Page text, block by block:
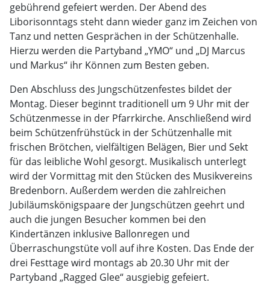
gebührend gefeiert werden. Der Abend des
Liborisonntags steht dann wieder ganz im Zeichen von
Tanz und netten Gesprächen in der Schützenhalle.
Hierzu werden die Partyband „YMO“ und „DJ Marcus
und Markus“ ihr Können zum Besten geben.
Den Abschluss des Jungschützenfestes bildet der
Montag. Dieser beginnt traditionell um 9 Uhr mit der
Schützenmesse in der Pfarrkirche. Anschließend wird
beim Schützenfrühstück in der Schützenhalle mit
frischen Brötchen, vielfältigen Belägen, Bier und Sekt
für das leibliche Wohl gesorgt. Musikalisch unterlegt
wird der Vormittag mit den Stücken des Musikvereins
Bredenborn. Außerdem werden die zahlreichen
Jubiläumskönigspaare der Jungschützen geehrt und
auch die jungen Besucher kommen bei den
Kindertänzen inklusive Ballonregen und
Überraschungstüte voll auf ihre Kosten. Das Ende der
drei Festtage wird montags ab 20.30 Uhr mit der
Partyband „Ragged Glee“ ausgiebig gefeiert.